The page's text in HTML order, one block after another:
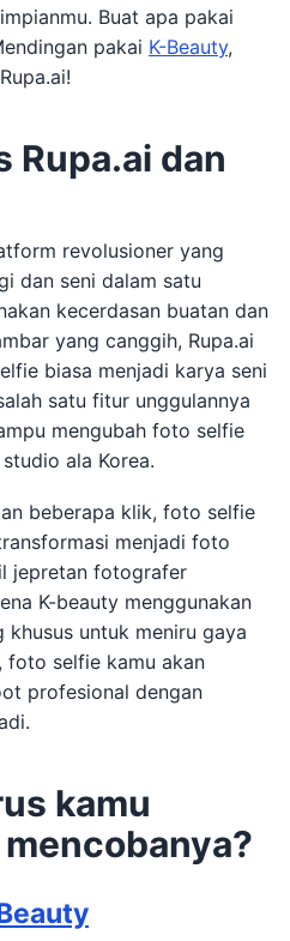
Buat apa pakai
pakai K-Beauty,
Rupa.ai dan
revolusioner yang
dan seni dalam satu
kecerdasan buatan dan
yang canggih, Rupa.ai
biasa menjadi karya seni
satu fitur unggulannya
mengubah foto selfie
ala Korea.
beberapa klik, foto selfie
menjadi foto
jepretan fotografer
K-beauty menggunakan
untuk meniru gaya
foto selfie kamu akan
profesional dengan
kamu